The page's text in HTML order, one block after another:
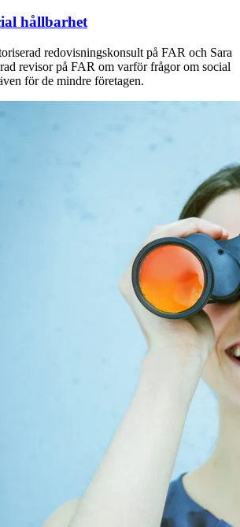
hållbarhet
redovisningskonsult på FAR och Sara
revisor på FAR om varför frågor om social
för de mindre företagen.